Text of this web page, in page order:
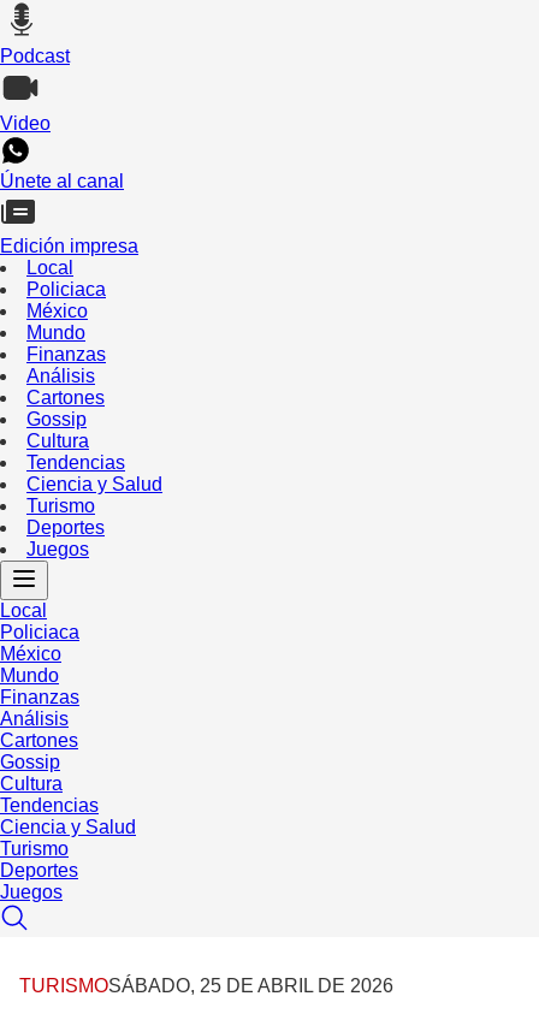
Podcast
Video
Únete al canal
Edición impresa
Local
Policiaca
México
Mundo
Finanzas
Análisis
Cartones
Gossip
Cultura
Tendencias
Ciencia y Salud
Turismo
Deportes
Juegos
Local
Policiaca
México
Mundo
Finanzas
Análisis
Cartones
Gossip
Cultura
Tendencias
Ciencia y Salud
Turismo
Deportes
Juegos
TURISMOSÁBADO, 25 DE ABRIL DE 2026